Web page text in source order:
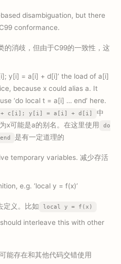
disambiguation, but there
conformance.
的消歧，但由于C99的一致性，这
y[i] = a[i] + d[i]’ the load of a[i]
because x could alias a. It
‘do local t = a[i] … end’ here.
c[i]; y[i] = a[i] + d[i] 中
x可能是a的别名。在这里使用
do
是有一定道理的
temporary variables. 减少存活
e.g. ‘local y = f(x)’
定义。比如 local y = f(x)
interleave this with other
能存在和其他代码交错使用